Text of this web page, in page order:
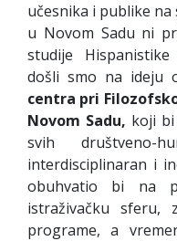
učesnika i publike na
u Novom Sadu ni
studije
došli smo na ideju
centra pri
Novom Sadu, koji
svih društveno-
interdisciplinaran i
obuhvatio bi na
istraživačku sferu,
programe, a